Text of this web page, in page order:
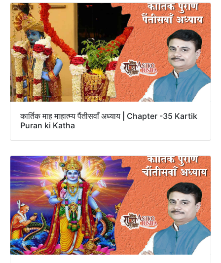
कार्तिक माह माहात्म्य पैंतीसवाँ अध्याय | Chapter -35 Kartik
Puran ki Katha